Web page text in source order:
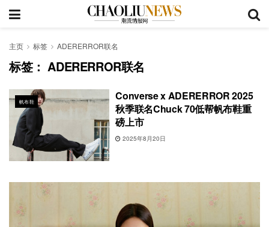
主页 标签 ADERERROR联名
标签：ADERERROR联名
帆布鞋
Converse x ADERERROR 2025
秋季联名Chuck 70低帮帆布鞋重
磅上市
2025年8月20日